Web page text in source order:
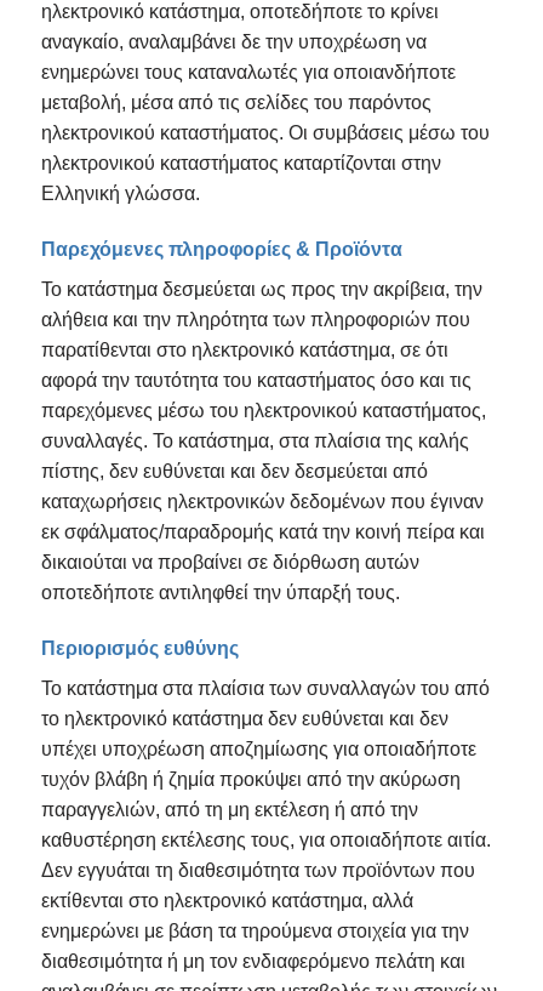
ηλεκτρονικό κατάστημα, οποτεδήποτε το κρίνει
αναγκαίο, αναλαμβάνει δε την υποχρέωση να
ενημερώνει τους καταναλωτές για οποιανδήποτε
μεταβολή, μέσα από τις σελίδες του παρόντος
ηλεκτρονικού καταστήματος. Οι συμβάσεις μέσω του
ηλεκτρονικού καταστήματος καταρτίζονται στην
Ελληνική γλώσσα.
Παρεχόμενες πληροφορίες & Προϊόντα
Το κατάστημα δεσμεύεται ως προς την ακρίβεια, την
αλήθεια και την πληρότητα των πληροφοριών που
παρατίθενται στο ηλεκτρονικό κατάστημα, σε ότι
αφορά την ταυτότητα του καταστήματος όσο και τις
παρεχόμενες μέσω του ηλεκτρονικού καταστήματος,
συναλλαγές. Το κατάστημα, στα πλαίσια της καλής
πίστης, δεν ευθύνεται και δεν δεσμεύεται από
καταχωρήσεις ηλεκτρονικών δεδομένων που έγιναν
εκ σφάλματος/παραδρομής κατά την κοινή πείρα και
δικαιούται να προβαίνει σε διόρθωση αυτών
οποτεδήποτε αντιληφθεί την ύπαρξή τους.
Περιορισμός ευθύνης
Το κατάστημα στα πλαίσια των συναλλαγών του από
το ηλεκτρονικό κατάστημα δεν ευθύνεται και δεν
υπέχει υποχρέωση αποζημίωσης για οποιαδήποτε
τυχόν βλάβη ή ζημία προκύψει από την ακύρωση
παραγγελιών, από τη μη εκτέλεση ή από την
καθυστέρηση εκτέλεσης τους, για οποιαδήποτε αιτία.
Δεν εγγυάται τη διαθεσιμότητα των προϊόντων που
εκτίθενται στο ηλεκτρονικό κατάστημα, αλλά
ενημερώνει με βάση τα τηρούμενα στοιχεία για την
διαθεσιμότητα ή μη τον ενδιαφερόμενο πελάτη και